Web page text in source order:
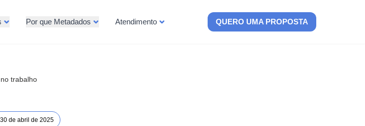
Por que Metadados Atendimento QUERO UMA PROPOSTA
trabalho
30 de abril de 2025